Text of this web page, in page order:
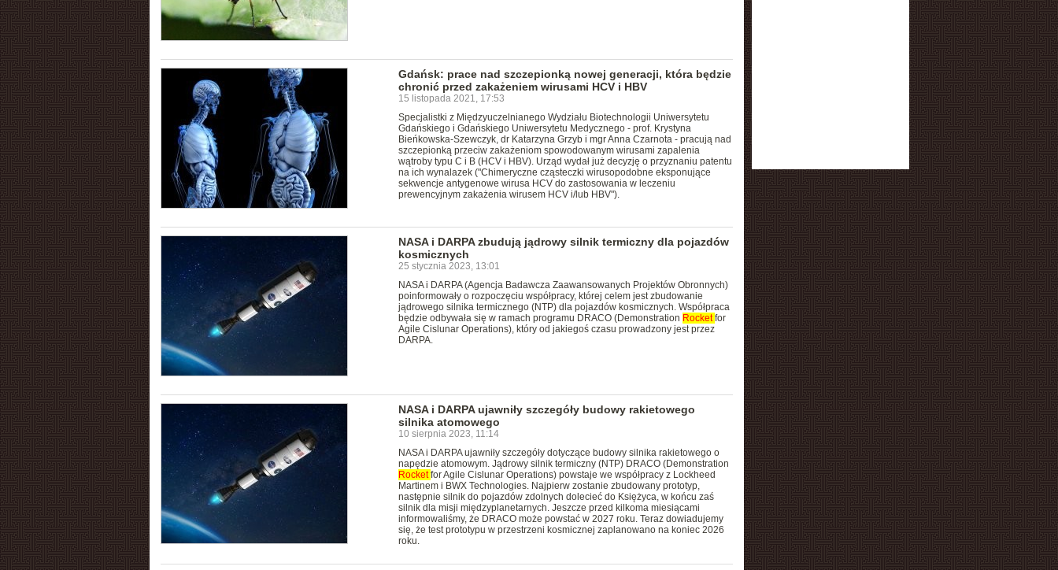
Gdańsk: prace nad szczepionką nowej generacji, która będzie
chronić przed zakażeniem wirusami HCV i HBV
15 listopada 2021, 17:53
Specjalistki z Międzyuczelnianego Wydziału Biotechnologii Uniwersytetu
Gdańskiego i Gdańskiego Uniwersytetu Medycznego - prof. Krystyna
Bieńkowska-Szewczyk, dr Katarzyna Grzyb i mgr Anna Czarnota - pracują nad
szczepionką przeciw zakażeniom spowodowanym wirusami zapalenia
wątroby typu C i B (HCV i HBV). Urząd wydał już decyzję o przyznaniu patentu
na ich wynalazek ("Chimeryczne cząsteczki wirusopodobne eksponujące
sekwencje antygenowe wirusa HCV do zastosowania w leczeniu
prewencyjnym zakażenia wirusem HCV i/lub HBV").
NASA i DARPA zbudują jądrowy silnik termiczny dla pojazdów
kosmicznych
25 stycznia 2023, 13:01
NASA i DARPA (Agencja Badawcza Zaawansowanych Projektów Obronnych)
poinformowały o rozpoczęciu współpracy, której celem jest zbudowanie
jądrowego silnika termicznego (NTP) dla pojazdów kosmicznych. Współpraca
będzie odbywała się w ramach programu DRACO (Demonstration Rocketfor
Agile Cislunar Operations), który od jakiegoś czasu prowadzony jest przez
DARPA.
NASA i DARPA ujawniły szczegóły budowy rakietowego
silnika atomowego
10 sierpnia 2023, 11:14
NASA i DARPA ujawniły szczegóły dotyczące budowy silnika rakietowego o
napędzie atomowym. Jądrowy silnik termiczny (NTP) DRACO (Demonstration
Rocketfor Agile Cislunar Operations) powstaje we współpracy z Lockheed
Martinem i BWX Technologies. Najpierw zostanie zbudowany prototyp,
następnie silnik do pojazdów zdolnych dolecieć do Księżyca, w końcu zaś
silnik dla misji międzyplanetarnych. Jeszcze przed kilkoma miesiącami
informowaliśmy, że DRACO może powstać w 2027 roku. Teraz dowiadujemy
się, że test prototypu w przestrzeni kosmicznej zaplanowano na koniec 2026
roku.